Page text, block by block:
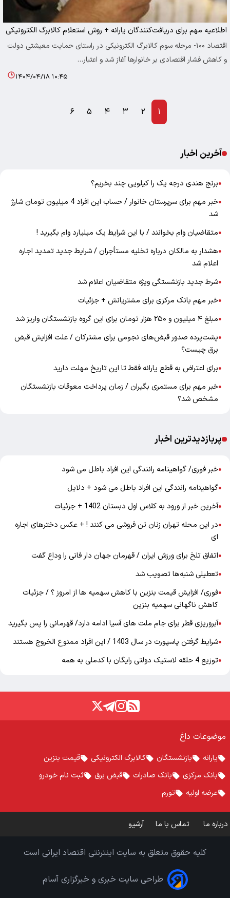
اطلاعیه مهم برای دریافت‌کنندگان یارانه + روش استعلام کالابرگ الکترونیکی
اقتصاد ۱۰۰- مرحله سوم کالابرگ الکترونیکی در راستای حمایت معیشتی دولت
و کاهش فشار اقتصادی بر خانوارها آغاز شد و اعتبار…
۱۴۰۴/۰۴/۱۸ ۱۰:۴۵
۱ ۲ ۳ ۴ ۵ ۶
آخرین اخبار
●برنج هندی درجه یک را کیلویی چند بخریم؟
●
خبر مهم برای سرپرستان خانوار / حساب این افراد 4 میلیون تومان شارژ
شد
●متقاضیان وام بخوانند / با این شرایط یک میلیارد وام بگیرید !
●هشدار به مالکان درباره تخلیه مستأجران / شرایط جدید تمدید اجاره
اعلام شد
●شرط جدید بازنشستگی ویژه متقاضیان اعلام شد
●خبر مهم بانک مرکزی برای مشتریانش + جزئیات
●مبلغ ۴ میلیون و ۲۵۰ هزار تومان برای این گروه بازنشستگان واریز شد
●پشت‌پرده صدور قبض‌های نجومی برای مشترکان / علت افزایش قبض
برق چیست؟
●برای اعتراض به قطع یارانه فقط تا این تاریخ مهلت دارید
●خبر مهم برای مستمری بگیران / زمان پرداخت معوقات بازنشستگان
مشخص شد؟
پربازدیدترین اخبار
●خبر فوری/ گواهینامه رانندگی این افراد باطل می شود
●گواهینامه رانندگی این افراد باطل می شود + دلایل
●آخرین خبر از ورود به کلاس اول دبستان 1402 + جزئیات
●در این محله تهران زنان تن فروشی می کنند ! + عکس دخترهای اجاره
ای
●اتفاق تلخ برای ورزش ایران / قهرمان جهان دار فانی را وداع گفت
●تعطیلی شنبه‌ها تصویب شد
●فوری/ افزایش قیمت بنزین با کاهش سهمیه ها از امروز ؟ / جزئیات
کاهش ناگهانی سهمیه بنزین
●آبروریزی قطر برای جام ملت های آسیا ادامه دارد/ قهرمانی را پس بگیرید
●شرایط گرفتن پاسپورت در سال 1403 / این افراد ممنوع الخروج هستند
●توزیع 4 حلقه لاستیک دولتی رایگان با کدملی به همه
موضوعات داغ
یارانه بازنشستگان کالابرگ الکترونیکی
قیمت بنزین
بانک مرکزی
بانک صادرات قبض برق
ثبت نام خودرو
عرضه اولیه
تورم
درباره ما تماس با ما آرشیو
کلیه حقوق متعلق به سایت اینترنتی اقتصاد ایرانی است
طراحی سایت خبری و خبرگزاری آسام